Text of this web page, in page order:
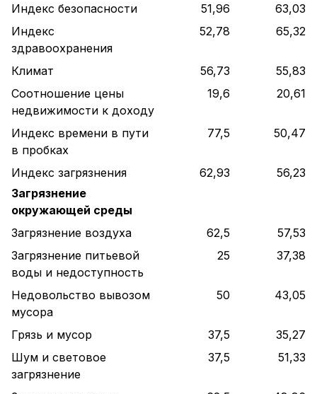
Индекс безопасности
51,96
63,03
Индекс
здравоохранения
52,78 65,32
Климат 56,73
55,83
Соотношение цены
недвижимости к доходу
19,6 20,61
Индекс времени в пути
в пробках
77,5 50,47
Индекс загрязнения 62,93
56,23
Загрязнение
окружающей среды
Загрязнение воздуха
62,5
57,53
Загрязнение питьевой
воды и недоступность
25 37,38
Недовольство вывозом
мусора
50 43,05
Грязь и мусор 37,5
35,27
Шум и световое
загрязнение
37,5 51,33